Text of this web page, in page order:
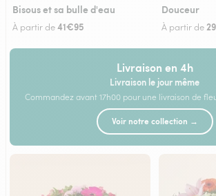
Bisous et sa bulle d'eau
À partir de41€95
Douceur
À partir de
Livraison en 4h
Livraison le jour même
Commandez avant 17h00 pour une livraison de
Voir notre collection →